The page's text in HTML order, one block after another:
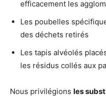
efficacement les
Les poubelles
des déchets retirés
Les tapis alvéolés
les résidus collés aux
Nous privilégions les